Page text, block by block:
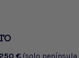
250 € (solo península